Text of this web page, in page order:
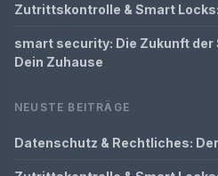
Zutrittskontrolle & Smart
smart security: Die Zukunft
Dein Zuhause
NEUSTE BEITRÄGE
Datenschutz & Rechtliches: